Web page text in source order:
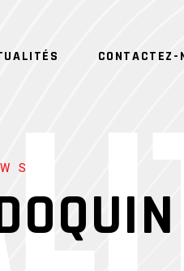
CONTACTEZ-